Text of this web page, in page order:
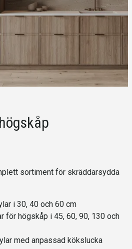
sortiment för skräddarsydda
i 30, 40 och 60 cm
för högskåp i 45, 60, 90, 130 och
med anpassad kökslucka